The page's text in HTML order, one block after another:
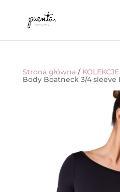
Strona główna / KOLEKCJE
Body Boatneck 3/4 sleeve